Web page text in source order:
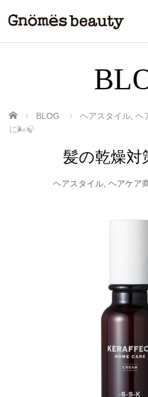
ホーム BLOG ヘアスタイル ヘ
に🌬️🍃
髪の乾燥
ヘアスタイル ヘアケア